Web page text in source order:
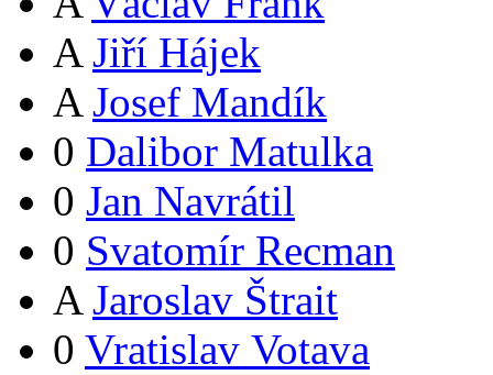
A Jiří Hájek
A Josef Mandík
0 Dalibor Matulka
0 Jan Navrátil
0 Svatomír Recman
A Jaroslav Štrait
0 Vratislav Votava